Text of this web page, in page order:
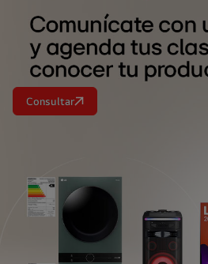
<br>
<br>
Consultar